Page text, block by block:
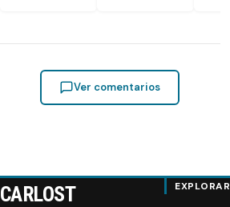
Ver comentarios
CARLOST EXPLORAR